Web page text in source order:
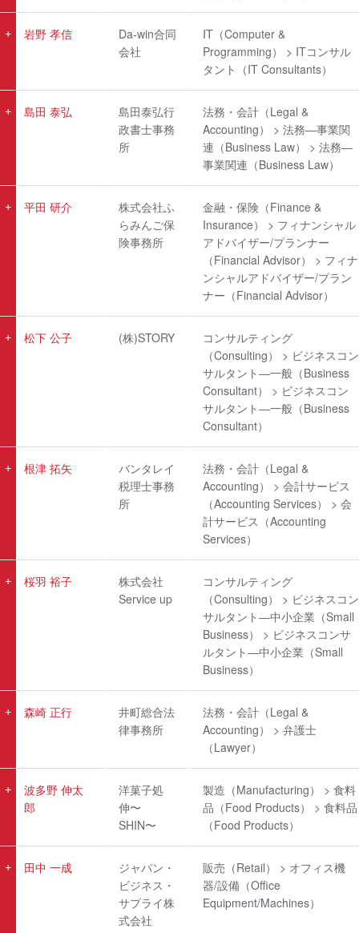
岩野 孝信
Da-win合同
会社
IT（Computer &
Programming） > ITコンサル
タント（IT Consultants）
島田 泰弘
島田泰弘行
政書士事務
所
法務・会計（Legal &
Accounting） > 法務―事業関
連（Business Law） > 法務―
事業関連（Business Law）
平田 研介
株式会社ふ
らみんご保
険事務所
金融・保険（Finance &
Insurance） > フィナンシャル
アドバイザー/プランナー
（Financial Advisor） > フィナ
ンシャルアドバイザー/プラン
ナー（Financial Advisor）
松下 公子 (株)STORY
コンサルティング
（Consulting） > ビジネスコン
サルタント―一般（Business
Consultant） > ビジネスコン
サルタント―一般（Business
Consultant）
根津 拓矢
バンタレイ
税理士事務
所
法務・会計（Legal &
Accounting） > 会計サービス
（Accounting Services） > 会
計サービス（Accounting
Services）
桜羽 裕子
株式会社
Service up
コンサルティング
（Consulting） > ビジネスコン
サルタント―中小企業（Small
Business） > ビジネスコンサ
ルタント―中小企業（Small
Business）
森崎 正行
井町総合法
律事務所
法務・会計（Legal &
Accounting） > 弁護士
（Lawyer）
波多野 伸太
郎
洋菓子処
伸〜
SHIN〜
製造（Manufacturing） > 食料
品（Food Products） > 食料品
（Food Products）
田中 一成
ジャパン・
ビジネス・
サプライ株
式会社
販売（Retail） > オフィス機
器/設備（Office
Equipment/Machines）